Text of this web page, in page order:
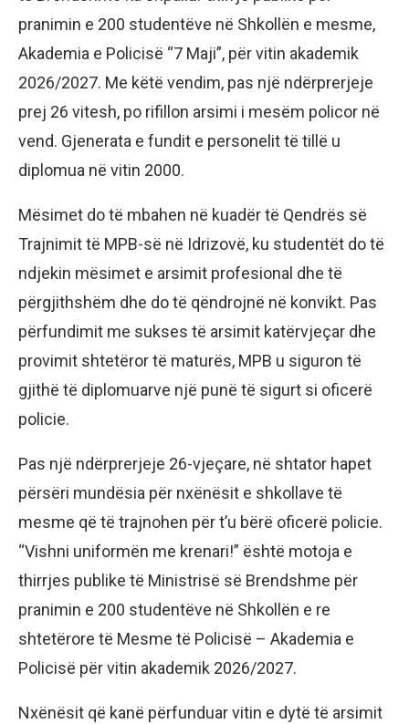
pranimin e 200 studentëve në Shkollën e mesme,
Akademia e Policisë “7 Maji”, për vitin akademik
2026/2027. Me këtë vendim, pas një ndërprerjeje
prej 26 vitesh, po rifillon arsimi i mesëm policor në
vend. Gjenerata e fundit e personelit të tillë u
diplomua në vitin 2000.
Mësimet do të mbahen në kuadër të Qendrës së
Trajnimit të MPB-së në Idrizovë, ku studentët do të
ndjekin mësimet e arsimit profesional dhe të
përgjithshëm dhe do të qëndrojnë në konvikt. Pas
përfundimit me sukses të arsimit katërvjeçar dhe
provimit shtetëror të maturës, MPB u siguron të
gjithë të diplomuarve një punë të sigurt si oficerë
policie.
Pas një ndërprerjeje 26-vjeçare, në shtator hapet
përsëri mundësia për nxënësit e shkollave të
mesme që të trajnohen për t’u bërë oficerë policie.
“Vishni uniformën me krenari!” është motoja e
thirrjes publike të Ministrisë së Brendshme për
pranimin e 200 studentëve në Shkollën e re
shtetërore të Mesme të Policisë – Akademia e
Policisë për vitin akademik 2026/2027.
Nxënësit që kanë përfunduar vitin e dytë të arsimit